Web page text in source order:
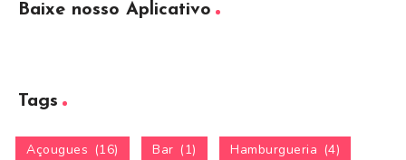
Baixe nosso Aplicativo
Tags
Açougues (16) Bar (1) Hamburgueria (4)